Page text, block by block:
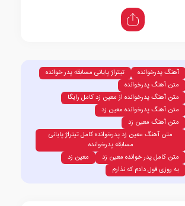
آهنگ پدرخوانده
تیتراژ پایانی مسابقه پدر خوانده
متن آهنگ پدرخوانده
متن آهنگ پدرخوانده از معین زد کامل رایگا
متن آهنگ پدرخوانده معین زد
متن آهنگ معین زد
متن آهنگ معین زد پدرخوانده کامل تیتراژ پایانی
مسابقه پدرخوانده
متن کامل پدر خوانده معین زد
معین زد
یه روزی قول دادم که نذارم